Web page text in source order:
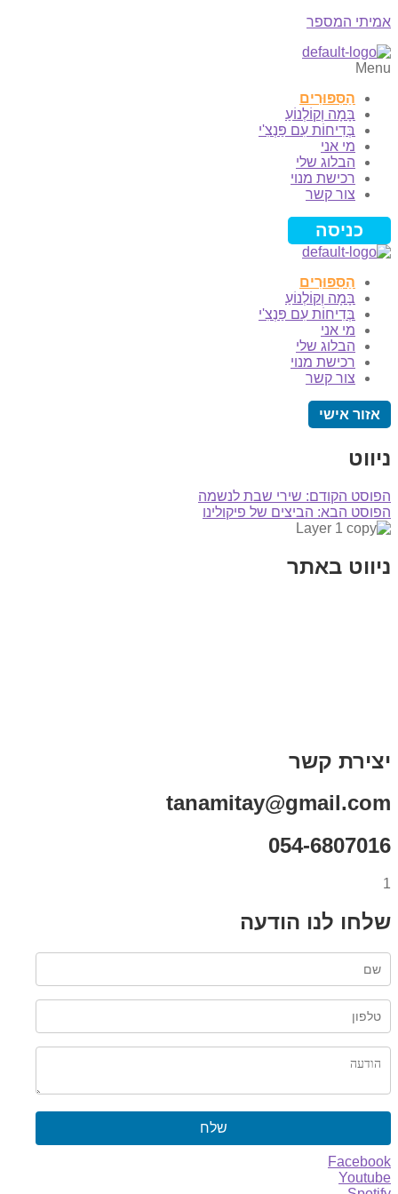
אמיתי המספר
Menu
הַסִּפּוּרִים
בָּמָה וְקוֹלְנוֹעַ
בְּדִיחוֹת עִם פַּנְצִ'י
מי אני
הבלוג שלי
רכישת מנוי
צור קשר
כניסה
הַסִּפּוּרִים
בָּמָה וְקוֹלְנוֹעַ
בְּדִיחוֹת עִם פַּנְצִ'י
מי אני
הבלוג שלי
רכישת מנוי
צור קשר
אזור אישי
ניווט
הפוסט הקודם: שירי שבת לנשמה
הפוסט הבא: הביצים של פיקולינו
ניווט באתר
יצירת קשר
tanamitay@gmail.com
054-6807016
1
שלחו לנו הודעה
שלח
Facebook
Youtube